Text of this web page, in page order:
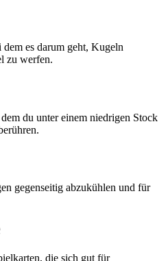
es darum geht, Kugeln
zu werfen.
du unter einem niedrigen Stock
gegenseitig abzukühlen und für
die sich gut für